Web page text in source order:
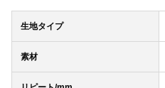
生地タイプ
素材